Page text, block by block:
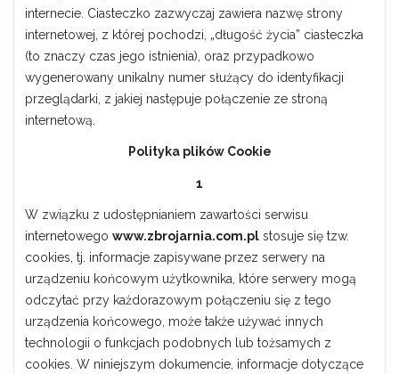
internecie. Ciasteczko zazwyczaj zawiera nazwę strony
internetowej, z której pochodzi, „długość życia” ciasteczka
(to znaczy czas jego istnienia), oraz przypadkowo
wygenerowany unikalny numer służący do identyfikacji
przeglądarki, z jakiej następuje połączenie ze stroną
internetową.
Polityka plików Cookie
1
W związku z udostępnianiem zawartości serwisu
internetowego www.zbrojarnia.com.pl stosuje się tzw.
cookies, tj. informacje zapisywane przez serwery na
urządzeniu końcowym użytkownika, które serwery mogą
odczytać przy każdorazowym połączeniu się z tego
urządzenia końcowego, może także używać innych
technologii o funkcjach podobnych lub tożsamych z
cookies. W niniejszym dokumencie, informacje dotyczące